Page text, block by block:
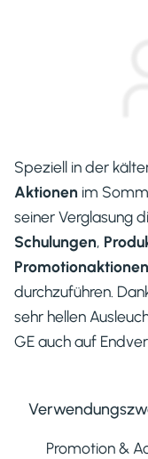
Speziell in der
Aktionen im
seiner Verglasung
Schulungen,
Promotionaktionen
durchzuführen.
sehr hellen
GE auch auf
Promotion &